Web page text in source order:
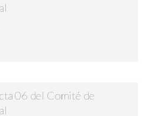
06 del Comité de